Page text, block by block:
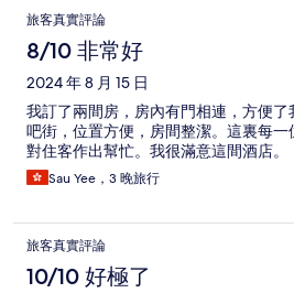
評
論
旅客真實評論
8/10 非常好
2024 年 8 月 15 日
我訂了兩間房，房內有門相連，方便
吧街，位置方便，房間整潔。這裏每
對住客作出幫忙。我很滿意這間酒店。
Sau Yee，3 晚旅行
旅客真實評論
10/10 好極了